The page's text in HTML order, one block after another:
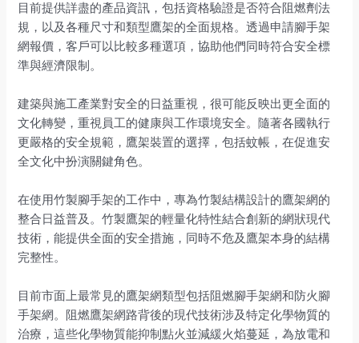
目前提供詳盡的產品資訊，包括資格驗證是否符合阻燃劑法
規，以及各種尺寸和類型鷹架的全面規格。透過申請腳手架
網報價，客戶可以比較多種選項，協助他們同時符合安全標
準與經濟限制。
建築與施工產業對安全的日益重視，很可能反映出更全面的
文化轉變，重視員工的健康與工作環境安全。隨著各國執行
更嚴格的安全規範，鷹架裝置的選擇，包括蚊帳，在促進安
全文化中扮演關鍵角色。
在使用竹製腳手架的工作中，專為竹製結構設計的鷹架網的
整合日益普及。竹製鷹架的輕量化特性結合創新的網狀現代
技術，能提供全面的安全措施，同時不危及鷹架本身的結構
完整性。
目前市面上最常見的鷹架網類型包括阻燃腳手架網和防火腳
手架網。阻燃鷹架網路背後的現代技術涉及特定化學物質的
治療，這些化學物質能抑制點火並減緩火焰蔓延，為放電和